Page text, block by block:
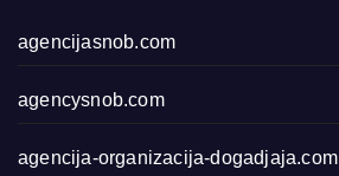
agencijasnob.com
agencysnob.com
agencija-organizacija-dogadjaja.com